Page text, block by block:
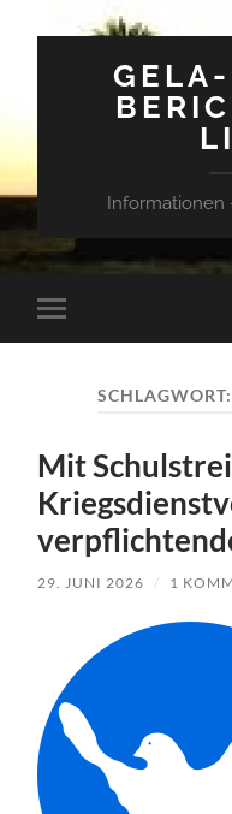
Informationen
Mobile-
Menü
SCHLAGWORT:
Mit
29. JUNI 2026 / 1